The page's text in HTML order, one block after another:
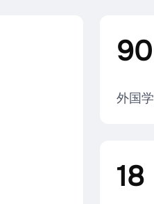
外国
18